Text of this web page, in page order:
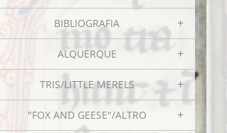
BIBLIOGRAFIA
ALQUERQUE
TRIS/LITTLE MERELS
"FOX AND GEESE"/ALTRO